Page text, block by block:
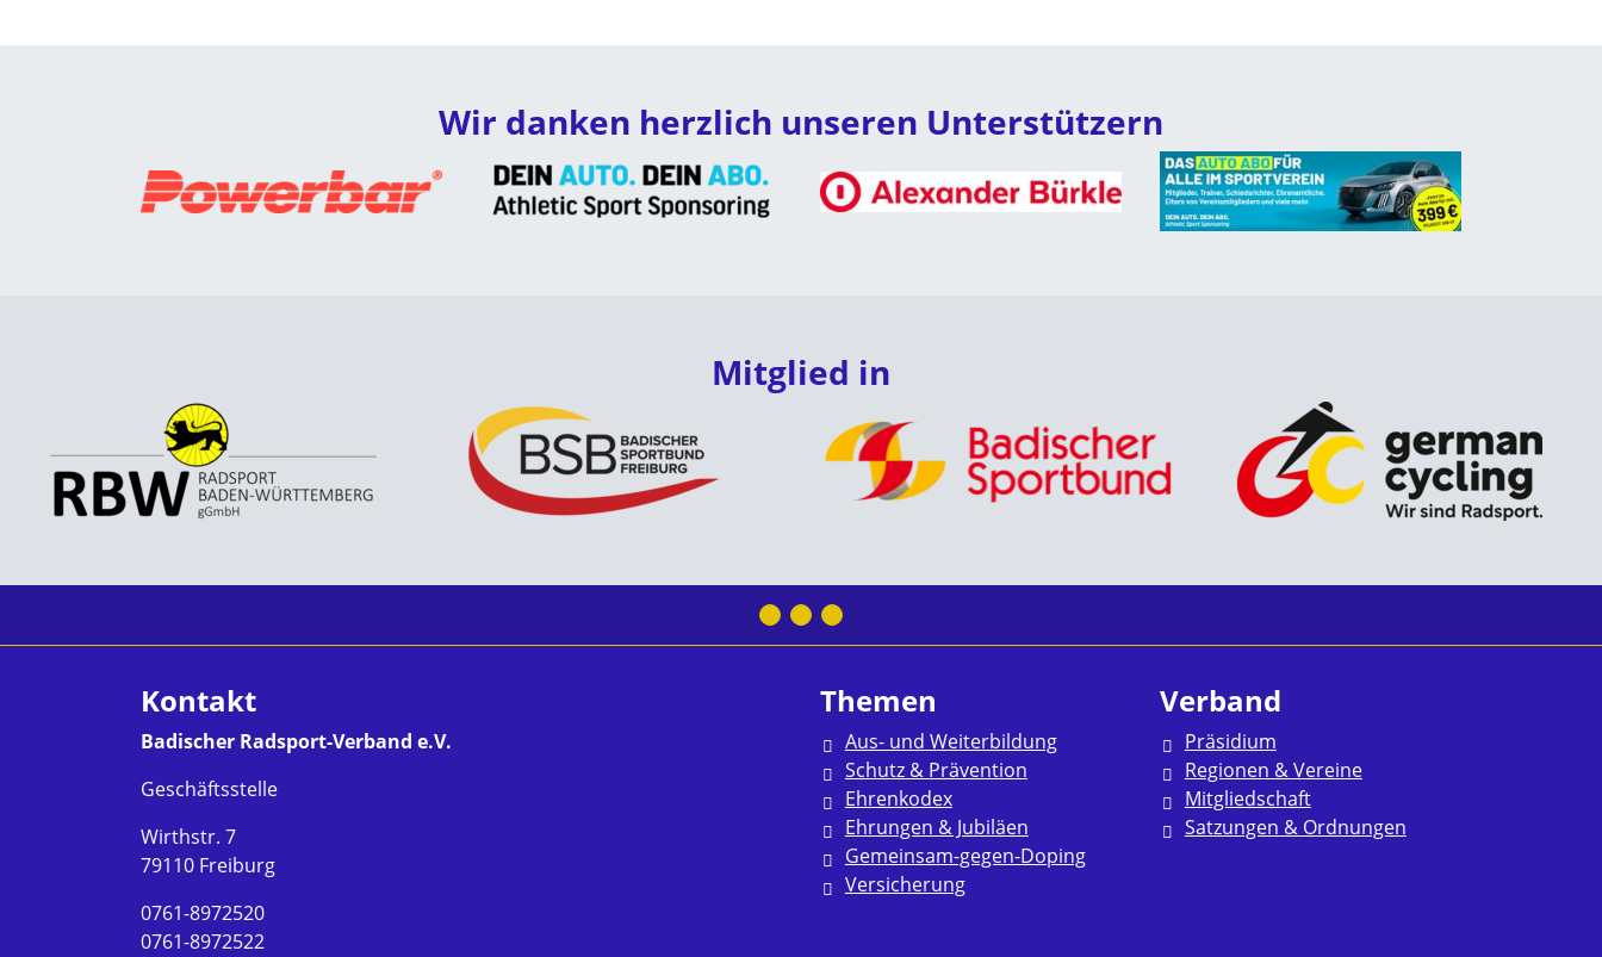
Wir danken herzlich unseren Unterstützern
Mitglied in
Kontakt
Badischer Radsport-Verband e.V.
Geschäftsstelle
Wirthstr. 7
79110 Freiburg
0761-8972520
0761-8972522
Themen
Aus- und Weiterbildung
Schutz & Prävention
Ehrenkodex
Ehrungen & Jubiläen
Gemeinsam-gegen-Doping
Versicherung
Verband
Präsidium
Regionen & Vereine
Mitgliedschaft
Satzungen & Ordnungen